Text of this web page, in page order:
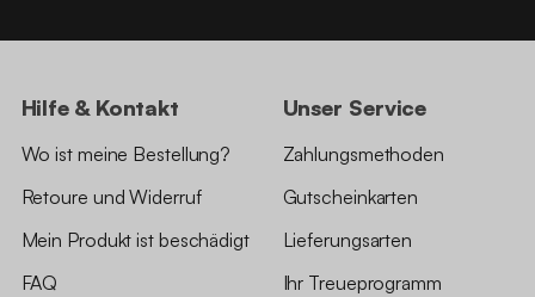
Hilfe & Kontakt
Wo ist meine Bestellung?
Retoure und Widerruf
Mein Produkt ist beschädigt
FAQ
Unser Service
Zahlungsmethoden
Gutscheinkarten
Lieferungsarten
Ihr Treueprogramm